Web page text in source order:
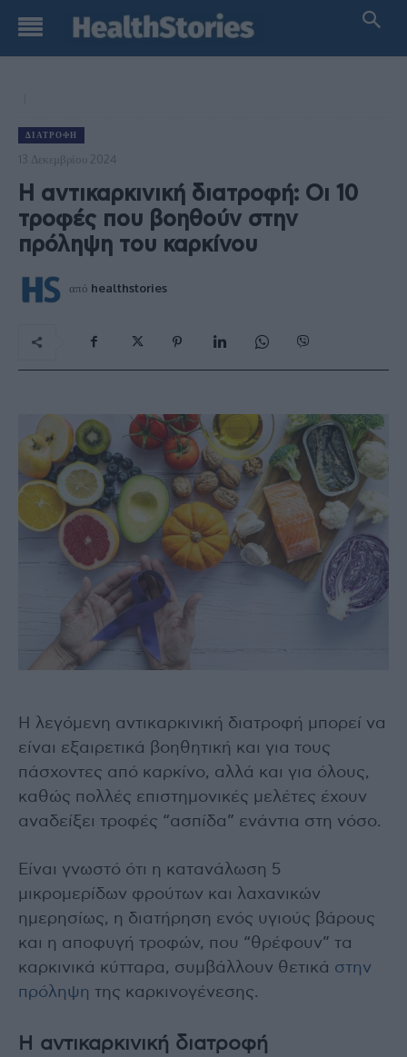
ΔΙΑΤΡΟΦΉ
13 Δεκεμβρίου 2024
Η αντικαρκινική διατροφή: Οι 10
τροφές που βοηθούν στην
πρόληψη του καρκίνου
από healthstories
Η λεγόμενη αντικαρκινική διατροφή μπορεί να
είναι εξαιρετικά βοηθητική και για τους
πάσχοντες από καρκίνο, αλλά και για όλους,
καθώς πολλές επιστημονικές μελέτες έχουν
αναδείξει τροφές “ασπίδα” ενάντια στη νόσο.
Είναι γνωστό ότι η κατανάλωση 5
μικρομερίδων φρούτων και λαχανικών
ημερησίως, η διατήρηση ενός υγιούς βάρους
και η αποφυγή τροφών, που “θρέφουν” τα
καρκινικά κύτταρα, συμβάλλουν θετικά στην
πρόληψη της καρκινογένεσης.
Η αντικαρκινική διατροφή